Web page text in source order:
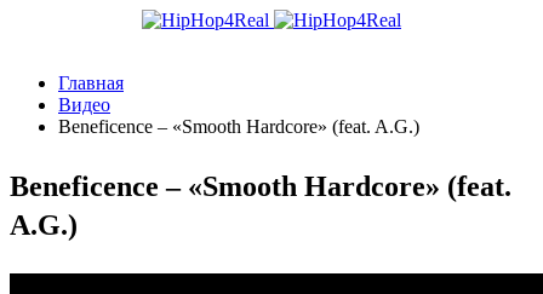
Главная
Видео
Beneficence – «Smooth Hardcore» (feat. A.G.)
Beneficence – «Smooth Hardcore» (feat.
A.G.)